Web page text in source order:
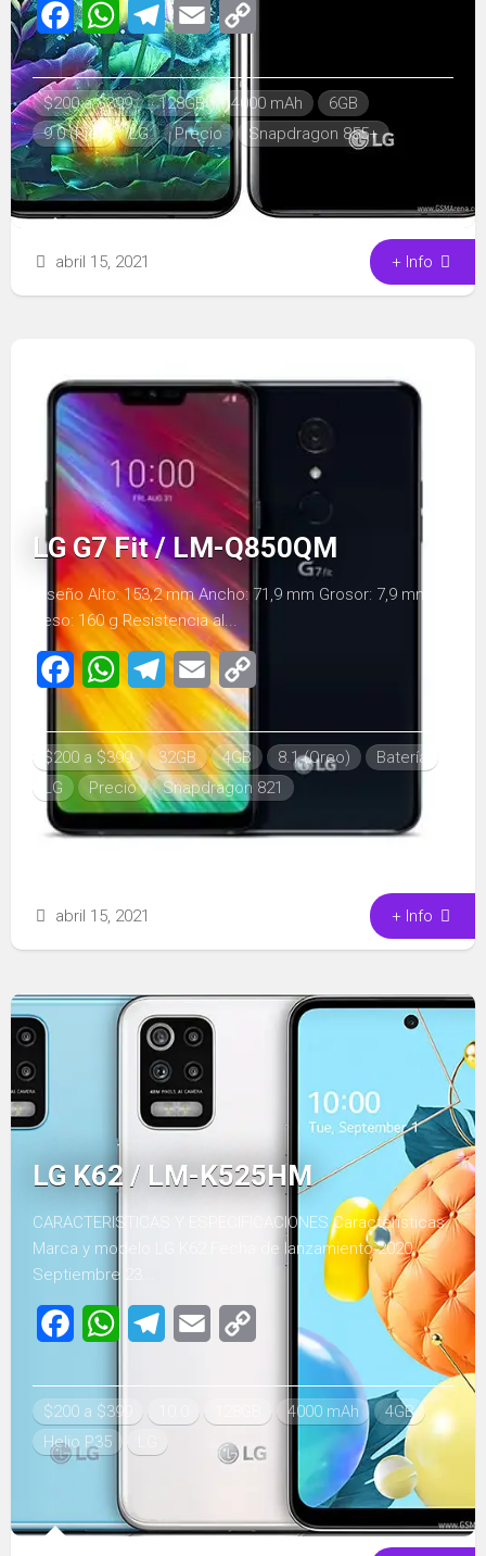
FacebookWhatsAppTelegram
Email
$200 a $399 128GB 4000 mAh
6GB
9.0 (Pie)
LG Precio Snapdragon 855+
abril 15, 2021 + Info
LG G7 Fit / LM-Q850QM
Diseño Alto: 153,2 mm Ancho: 71,9 mm Grosor: 7,9 mm
Peso: 160 g Resistencia al...
FacebookWhatsAppTelegram
Email
$200 a $399 32GB 4GB 8.1 (Oreo)
Batería
LG
Precio Snapdragon 821
abril 15, 2021 + Info
LG K62 / LM-K525HM
CARACTERISTICAS Y ESPECIFICACIONES Características
Marca y modelo LG K62 Fecha de lanzamiento 2020,
Septiembre 23...
FacebookWhatsAppTelegramEmail
$200 a $399 4000 mAh
4GB
Helio P35